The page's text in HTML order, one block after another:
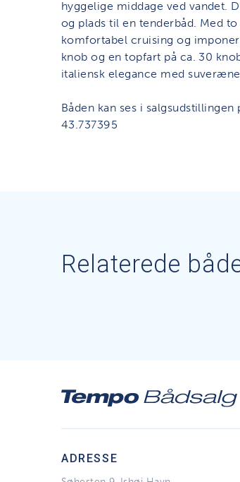
hyggelige middage ved vandet.
og plads til en tenderbåd. Med
komfortabel cruising og
knob og en topfart på ca. 30
italiensk elegance med
Båden kan ses i
43.737395
Relaterede
ADRESSE